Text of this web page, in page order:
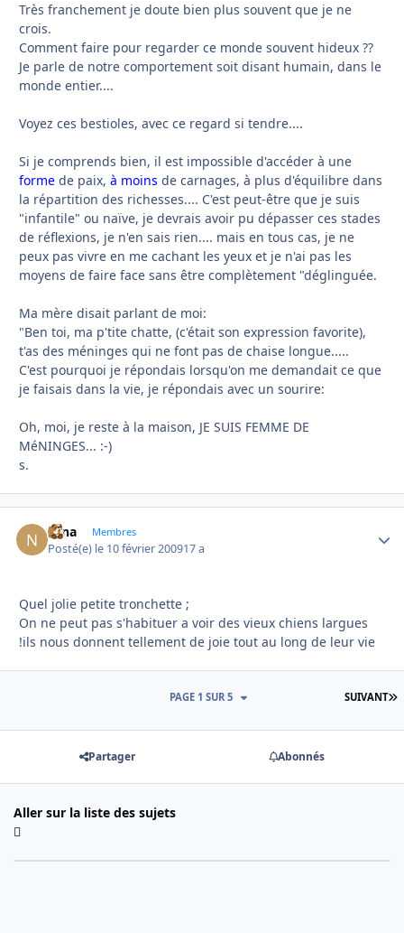
Très franchement je doute bien plus souvent que je ne
crois.
Comment faire pour regarder ce monde souvent hideux ??
Je parle de notre comportement soit disant humain, dans le
monde entier....
Voyez ces bestioles, avec ce regard si tendre....
Si je comprends bien, il est impossible d'accéder à une
forme de paix, à moins de carnages, à plus d'équilibre dans
la répartition des richesses.... C'est peut-être que je suis
"infantile" ou naïve, je devrais avoir pu dépasser ces stades
de réflexions, je n'en sais rien.... mais en tous cas, je ne
peux pas vivre en me cachant les yeux et je n'ai pas les
moyens de faire face sans être complètement "déglinguée.
Ma mère disait parlant de moi:
"Ben toi, ma p'tite chatte, (c'était son expression favorite),
t'as des méninges qui ne font pas de chaise longue.....
C'est pourquoi je répondais lorsqu'on me demandait ce que
je faisais dans la vie, je répondais avec un sourire:
Oh, moi, je reste à la maison, JE SUIS FEMME DE
MéNINGES... :-)
s.
Nina Membres
Posté(e) le 10 février 200917 a
Quel jolie petite tronchette ;
On ne peut pas s'habituer a voir des vieux chiens largues
!ils nous donnent tellement de joie tout au long de leur vie
SUIVANT
PAGE 1 SUR 5
Partager Abonnés
Aller sur la liste des sujets